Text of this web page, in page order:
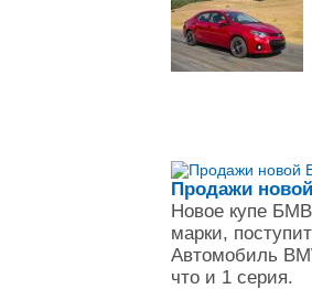
Продажи
Новое купе
марки,
Автомобиль
что и 1 серия.